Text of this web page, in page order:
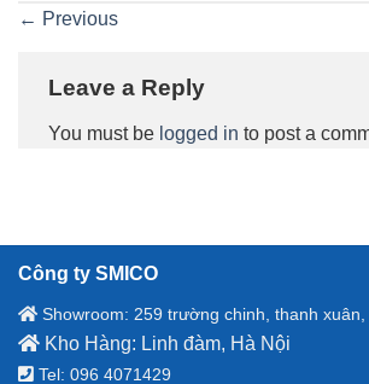
← Previous
Leave a Reply
You must be logged in to post a
Công ty SMICO
Showroom: 259 trường chinh, thanh xuân,
Kho Hàng: Linh đàm, Hà Nội
Tel: 096 4071429